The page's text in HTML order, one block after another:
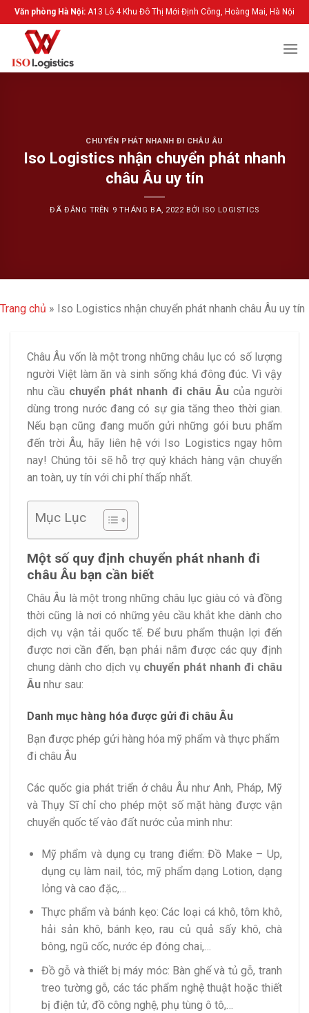
Chuyển
đến
dung
Văn phòng Hà Nội: A13 Lô 4 Khu Đô Thị Mới Định Công, Hoàng Mai, Hà Nội
CHUYỂN PHÁT NHANH ĐI CHÂU ÂU
Iso Logistics nhận chuyển phát nhanh
châu Âu uy tín
ĐÃ ĐĂNG TRÊN 9 THÁNG BA, 2022 BỞI ISO LOGISTICS
Trang chủ » Iso Logistics nhận chuyển phát nhanh châu Âu uy tín
Châu Âu vốn là một trong những châu lục có số lượng
người Việt làm ăn và sinh sống khá đông đúc. Vì vậy
nhu cầu chuyển phát nhanh đi châu Âu của người
dùng trong nước đang có sự gia tăng theo thời gian.
Nếu bạn cũng đang muốn gửi những gói bưu phẩm
đến trời Âu, hãy liên hệ với Iso Logistics ngay hôm
nay! Chúng tôi sẽ hỗ trợ quý khách hàng vận chuyển
an toàn, uy tín với chi phí thấp nhất.
Mục Lục
Một số quy định chuyển phát nhanh đi
châu Âu bạn cần biết
Châu Âu là một trong những châu lục giàu có và đồng
thời cũng là nơi có những yêu cầu khắt khe dành cho
dịch vụ vận tải quốc tế. Để bưu phẩm thuận lợi đến
được nơi cần đến, bạn phải nắm được các quy định
chung dành cho dịch vụ chuyển phát nhanh đi châu
Âu như sau:
Danh mục hàng hóa được gửi đi châu Âu
Bạn được phép gửi hàng hóa mỹ phẩm và thực phẩm
đi châu Âu
Các quốc gia phát triển ở châu Âu như Anh, Pháp, Mỹ
và Thụy Sĩ chỉ cho phép một số mặt hàng được vận
chuyển quốc tế vào đất nước của mình như:
Mỹ phẩm và dụng cụ trang điểm: Đồ Make – Up,
dụng cụ làm nail, tóc, mỹ phẩm dạng Lotion, dạng
lỏng và cao đặc,…
Thực phẩm và bánh kẹo: Các loại cá khô, tôm khô,
hải sản khô, bánh kẹo, rau củ quả sấy khô, chà
bông, ngũ cốc, nước ép đóng chai,…
Đồ gỗ và thiết bị máy móc: Bàn ghế và tủ gỗ, tranh
treo tường gỗ, các tác phẩm nghệ thuật hoặc thiết
bị điện tử, đồ công nghệ, phụ tùng ô tô,…